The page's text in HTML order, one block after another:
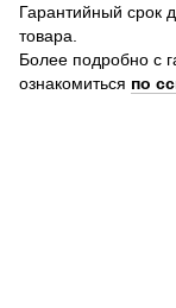
Гарантийный срок
товара.
Более подробно с
ознакомиться по